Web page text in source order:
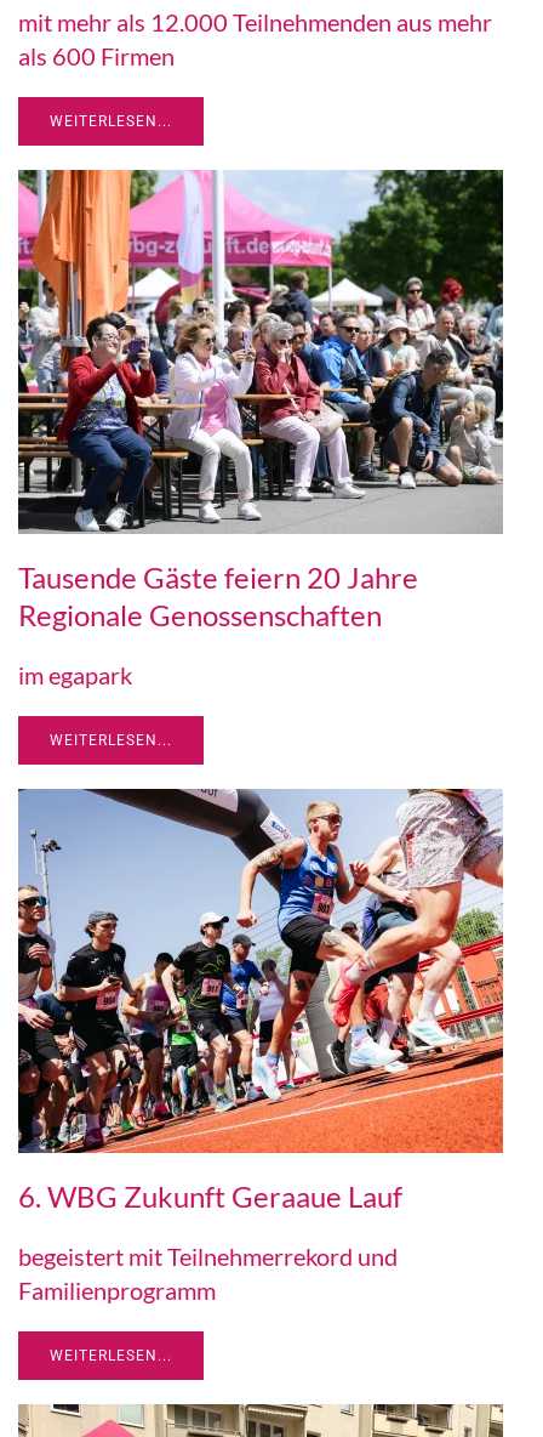
mit mehr als 12.000 Teilnehmenden aus mehr
als 600 Firmen
WEITERLESEN...
Tausende Gäste feiern 20 Jahre
Regionale Genossenschaften
im egapark
WEITERLESEN...
6. WBG Zukunft Geraaue Lauf
begeistert mit Teilnehmerrekord und
Familienprogramm
WEITERLESEN...